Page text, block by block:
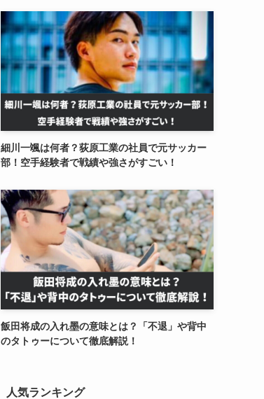
細川一颯は何者？荻原工業の社員で元サッカー
部！空手経験者で戦績や強さがすごい！
飯田将成の入れ墨の意味とは？「不退」や背中
のタトゥーについて徹底解説！
人気ランキング